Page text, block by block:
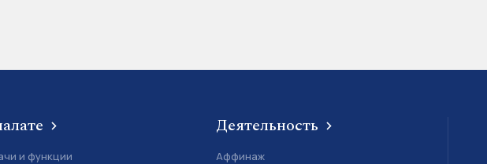
и функции
Деятельность
Аффинаж